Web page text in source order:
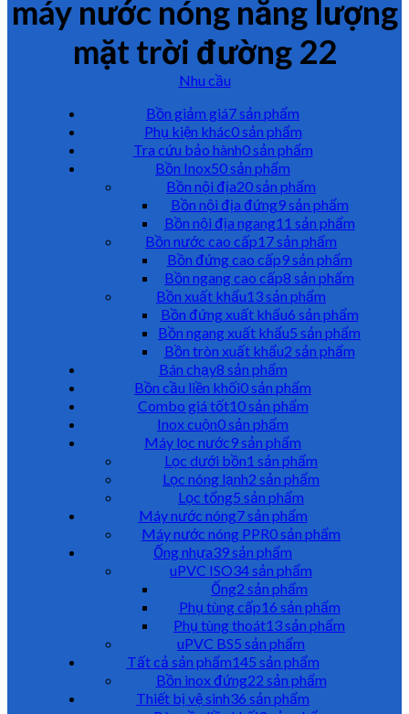
máy nước nóng năng lượng
mặt trời đường 22
Nhu cầu
Bồn giảm giá7 sản phẩm
Phụ kiện khác0 sản phẩm
Tra cứu bảo hành0 sản phẩm
Bồn Inox50 sản phẩm
Bồn nội địa20 sản phẩm
Bồn nội địa đứng9 sản phẩm
Bồn nội địa ngang11 sản phẩm
Bồn nước cao cấp17 sản phẩm
Bồn đứng cao cấp9 sản phẩm
Bồn ngang cao cấp8 sản phẩm
Bồn xuất khẩu13 sản phẩm
Bồn đứng xuất khẩu6 sản phẩm
Bồn ngang xuất khẩu5 sản phẩm
Bồn tròn xuất khẩu2 sản phẩm
Bán chạy8 sản phẩm
Bồn cầu liền khối0 sản phẩm
Combo giá tốt10 sản phẩm
Inox cuộn0 sản phẩm
Máy lọc nước9 sản phẩm
Lọc dưới bồn1 sản phẩm
Lọc nóng lạnh2 sản phẩm
Lọc tổng5 sản phẩm
Máy nước nóng7 sản phẩm
Máy nước nóng PPR0 sản phẩm
Ống nhựa39 sản phẩm
uPVC ISO34 sản phẩm
Ống2 sản phẩm
Phụ tùng cấp16 sản phẩm
Phụ tùng thoát13 sản phẩm
uPVC BS5 sản phẩm
Tất cả sản phẩm145 sản phẩm
Bồn inox đứng22 sản phẩm
Thiết bị vệ sinh36 sản phẩm